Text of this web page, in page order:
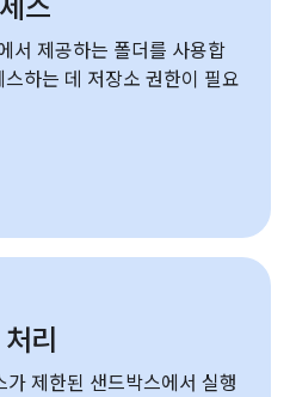
스
서 제공하는 폴더를 사용합
하는 데 저장소 권한이 필요
리
제한된 샌드박스에서 실행